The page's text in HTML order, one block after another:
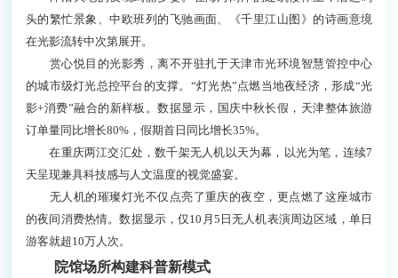
头的繁忙景象、中欧班列的飞驰画面、《千里江山图》的诗画意境
在光影流转中次第展开。
赏心悦目的光影秀，离不开驻扎于天津市光环境智慧管控中心
的城市级灯光总控平台的支撑。“灯光热”点燃当地夜经济，形成“光
影+消费”融合的新样板。数据显示，国庆中秋长假，天津整体旅游
订单量同比增长80%，假期首日同比增长35%。
在重庆两江交汇处，数千架无人机以天为幕，以光为笔，连续7
天呈现兼具科技感与人文温度的视觉盛宴。
无人机的璀璨灯光不仅点亮了重庆的夜空，更点燃了这座城市
的夜间消费热情。数据显示，仅10月5日无人机表演周边区域，单日
游客就超10万人次。
院馆场所构建科普新模式